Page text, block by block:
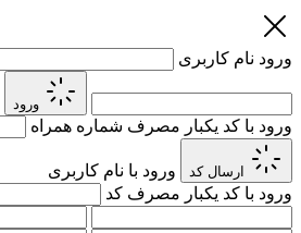
ورود نام کاربری
ورود
ورود با کد یکبار مصرف شماره همراه
ارسال کد
ورود با نام کاربری
ورود با کد یکبار مصرف کد